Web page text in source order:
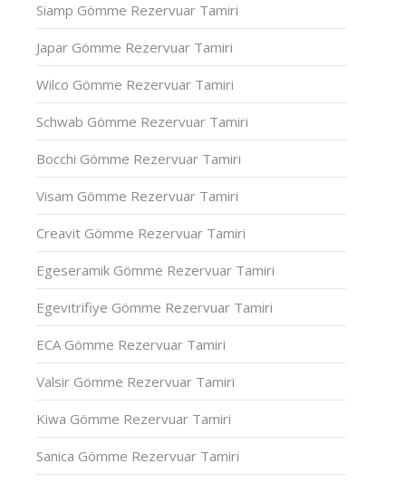
Siamp Gömme Rezervuar Tamiri
Japar Gömme Rezervuar Tamiri
Wilco Gömme Rezervuar Tamiri
Schwab Gömme Rezervuar Tamiri
Bocchi Gömme Rezervuar Tamiri
Visam Gömme Rezervuar Tamiri
Creavit Gömme Rezervuar Tamiri
Egeseramik Gömme Rezervuar Tamiri
Egevitrifiye Gömme Rezervuar Tamiri
ECA Gömme Rezervuar Tamiri
Valsir Gömme Rezervuar Tamiri
Kiwa Gömme Rezervuar Tamiri
Sanica Gömme Rezervuar Tamiri